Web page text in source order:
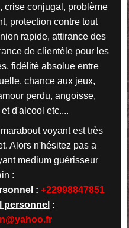
crise conjugal, problème
protection contre tout
rapide, attirance des
de clientèle pour les
fidélité absolue entre
chance aux jeux,
perdu, angoisse,
d'alcool etc....
voyant est très
Alors n'hésitez pas a
medium guérisseur
:
: +22998847851
personnel :